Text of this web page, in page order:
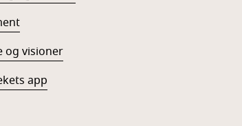
og visioner
app